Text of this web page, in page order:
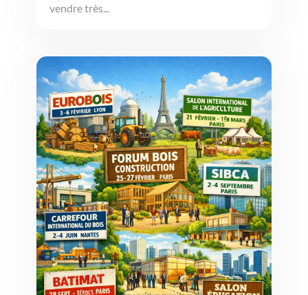
vendre très...